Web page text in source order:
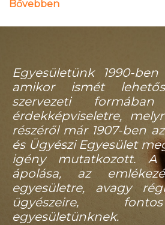
Bővebben
Egyesületünk 1990-
amikor ismét
szervezeti
érdekképviseletre,
részéről már 1907-ben
és Ügyészi Egyesület
igény mutatkozott. A
ápolása, az
egyesületre, avagy
ügyészeire,
egyesületünknek.